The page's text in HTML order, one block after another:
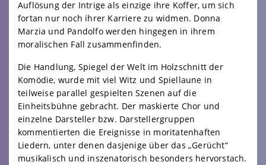
Auflösung der Intrige als einzige ihre Koffer, um sich
fortan nur noch ihrer Karriere zu widmen. Donna
Marzia und Pandolfo werden hingegen in ihrem
moralischen Fall zusammenfinden.
Die Handlung, Spiegel der Welt im Holzschnitt der
Komödie, wurde mit viel Witz und Spiellaune in
teilweise parallel gespielten Szenen auf die
Einheitsbühne gebracht. Der maskierte Chor und
einzelne Darsteller bzw. Darstellergruppen
kommentierten die Ereignisse in moritatenhaften
Liedern, unter denen dasjenige über das „Gerücht“
musikalisch und inszenatorisch besonders hervorstach.